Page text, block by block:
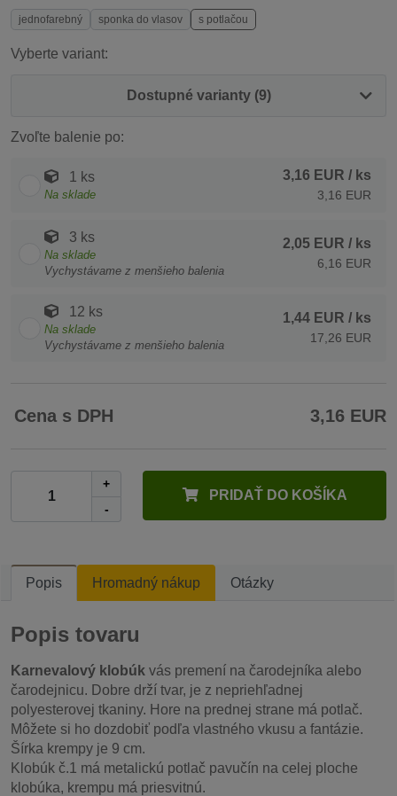
jednofarebný sponka do vlasov s potlačou
Vyberte variant:
Dostupné varianty (9)
Zvoľte balenie po:
1 ks
Na sklade
3,16 EUR / ks
3,16 EUR
3 ks
Na sklade
Vychystávame z menšieho balenia
2,05 EUR / ks
6,16 EUR
12 ks
Na sklade
Vychystávame z menšieho balenia
1,44 EUR / ks
17,26 EUR
Cena s DPH 3,16 EUR
+
-
PRIDAŤ DO KOŠÍKA
Popis Hromadný nákup Otázky
Popis tovaru
Karnevalový klobúk vás premení na čarodejníka alebo
čarodejnicu. Dobre drží tvar, je z nepriehľadnej
polyesterovej tkaniny. Hore na prednej strane má potlač.
Môžete si ho dozdobiť podľa vlastného vkusu a fantázie.
Šírka krempy je 9 cm.
Klobúk č.1 má metalickú potlač pavučín na celej ploche
klobúka, krempu má priesvitnú.